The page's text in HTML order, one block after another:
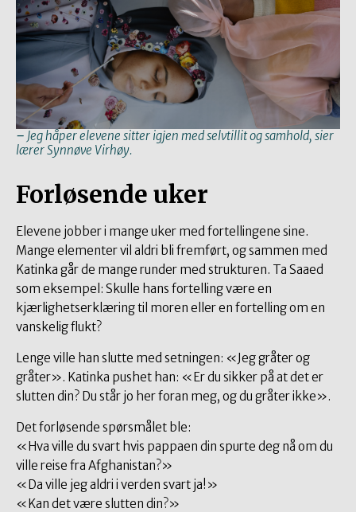
– Jeg håper elevene sitter igjen med selvtillit og samhold, sier
lærer Synnøve Virhøy.
Forløsende uker
Elevene jobber i mange uker med fortellingene sine.
Mange elementer vil aldri bli fremført, og sammen med
Katinka går de mange runder med strukturen. Ta Saaed
som eksempel: Skulle hans fortelling være en
kjærlighetserklæring til moren eller en fortelling om en
vanskelig flukt?
Lenge ville han slutte med setningen: «Jeg gråter og
gråter». Katinka pushet han: «Er du sikker på at det er
slutten din? Du står jo her foran meg, og du gråter ikke».
Det forløsende spørsmålet ble:
«Hva ville du svart hvis pappaen din spurte deg nå om du
ville reise fra Afghanistan?»
«Da ville jeg aldri i verden svart ja!»
«Kan det være slutten din?»